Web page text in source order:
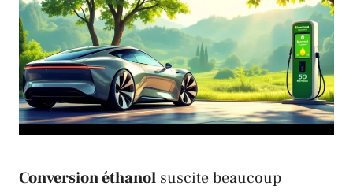
Conversion éthanol suscite beaucoup